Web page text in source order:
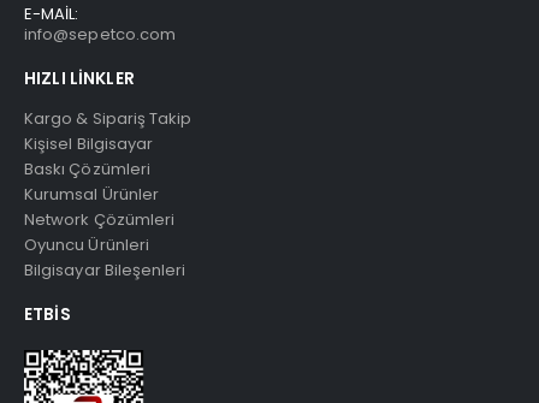
E-MAİL:
info@sepetco.com
HIZLI LINKLER
Kargo & Sipariş Takip
Kişisel Bilgisayar
Baskı Çözümleri
Kurumsal Ürünler
Network Çözümleri
Oyuncu Ürünleri
Bilgisayar Bileşenleri
ETBIS